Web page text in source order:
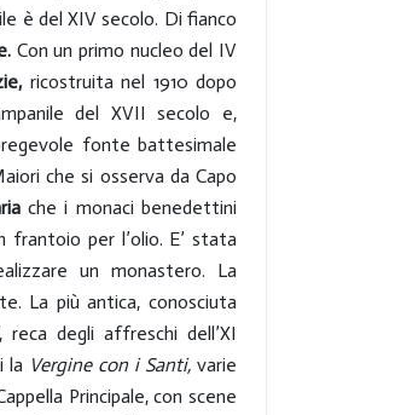
è del XIV secolo. Di fianco
Con un primo nucleo del IV
ricostruita nel 1910 dopo
del XVII secolo e,
fonte battesimale
che si osserva da Capo
che i monaci benedettini
frantoio per l’olio. E’ stata
un monastero. La
La più antica, conosciuta
reca degli affreschi dell’XI
la Vergine con i Santi, varie
Principale, con scene